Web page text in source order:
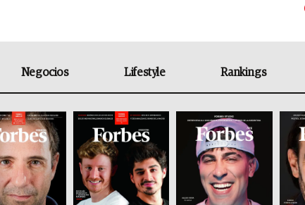
Negocios Lifestyle Rankings